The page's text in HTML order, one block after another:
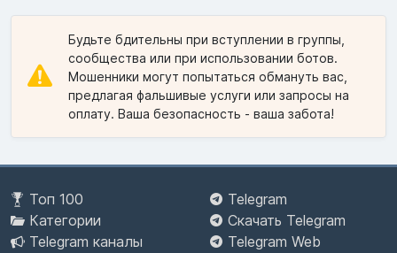
Будьте бдительны при вступлении в группы,
сообщества или при использовании ботов.
Мошенники могут попытаться обмануть вас,
предлагая фальшивые услуги или запросы на
оплату. Ваша безопасность - ваша забота!
Топ 100
Категории
Telegram каналы
Telegram
Скачать Telegram
Telegram Web